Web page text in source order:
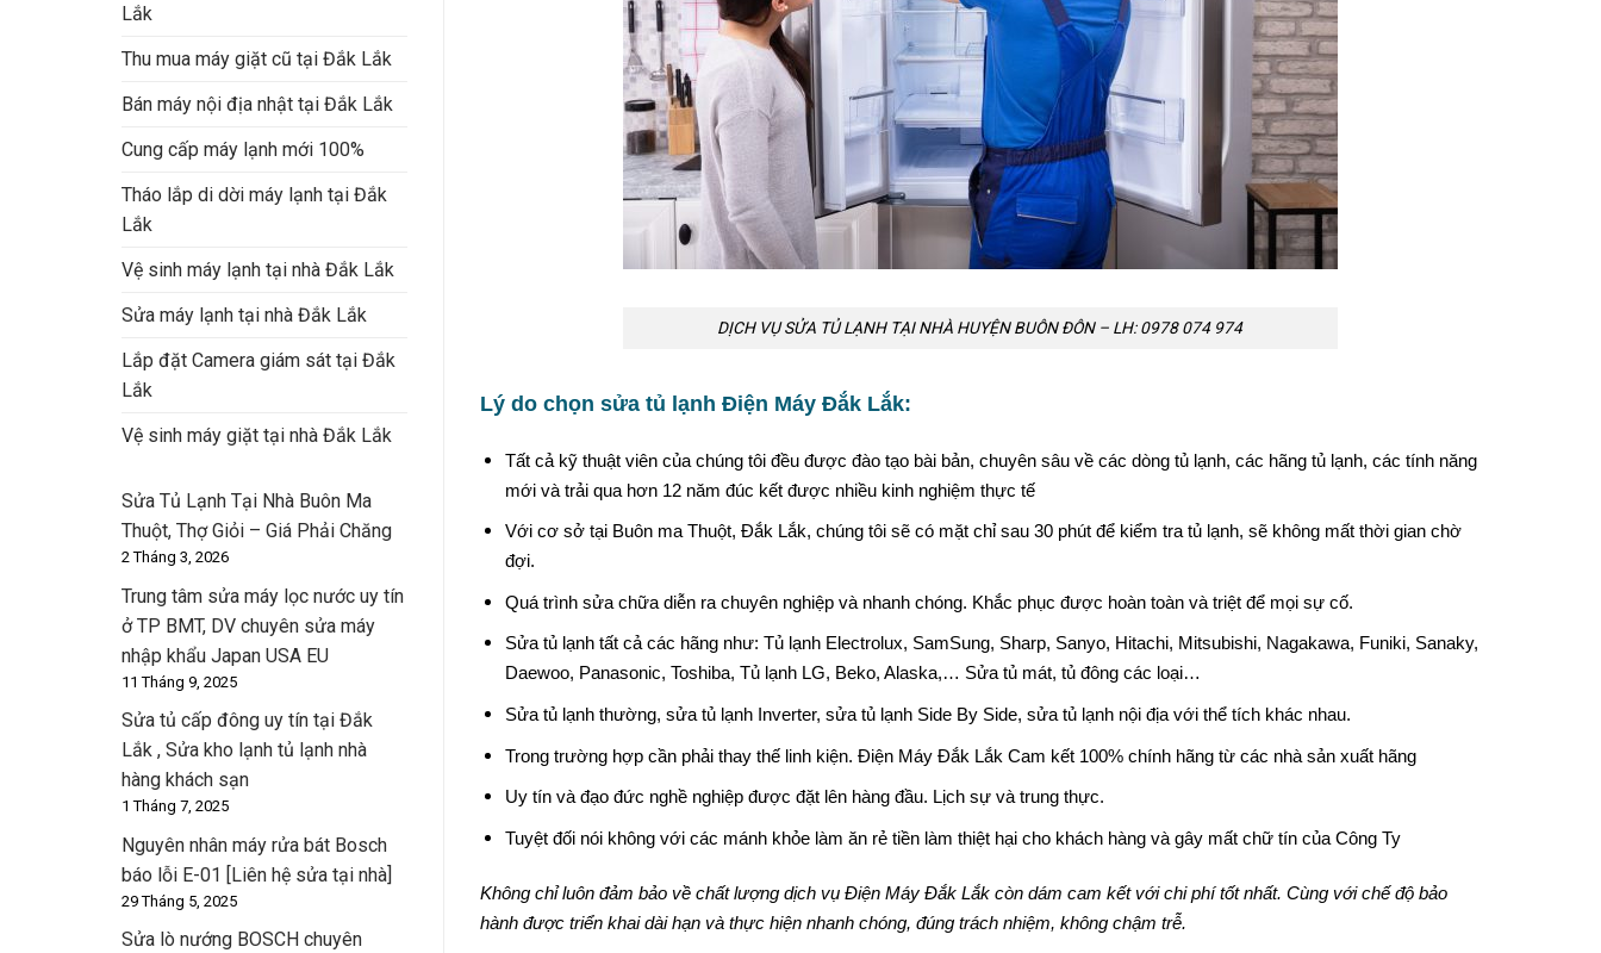
Lắk
Thu mua máy giặt cũ tại Đắk Lắk
Bán máy nội địa nhật tại Đắk Lắk
Cung cấp máy lạnh mới 100%
Tháo lắp di dời máy lạnh tại Đắk
Lắk
Vệ sinh máy lạnh tại nhà Đắk Lắk
Sửa máy lạnh tại nhà Đắk Lắk
Lắp đặt Camera giám sát tại Đắk
Lắk
Vệ sinh máy giặt tại nhà Đắk Lắk
Sửa Tủ Lạnh Tại Nhà Buôn Ma
Thuột, Thợ Giỏi – Giá Phải Chăng
2 Tháng 3, 2026
Trung tâm sửa máy lọc nước uy tín
ở TP BMT, DV chuyên sửa máy
nhập khẩu Japan USA EU
11 Tháng 9, 2025
Sửa tủ cấp đông uy tín tại Đắk
Lắk , Sửa kho lạnh tủ lạnh nhà
hàng khách sạn
1 Tháng 7, 2025
Nguyên nhân máy rửa bát Bosch
báo lỗi E-01 [Liên hệ sửa tại nhà]
29 Tháng 5, 2025
Sửa lò nướng BOSCH chuyên
DỊCH VỤ SỬA TỦ LẠNH TẠI NHÀ HUYỆN BUÔN ĐÔN – LH: 0978 074 974
Lý do chọn sửa tủ lạnh Điện Máy Đắk Lắk:
Tất cả kỹ thuật viên của chúng tôi đều được đào tạo bài bản, chuyên sâu về các dòng tủ lạnh, các hãng tủ lạnh, các tính năng
mới và trải qua hơn 12 năm đúc kết được nhiều kinh nghiệm thực tế
Với cơ sở tại Buôn ma Thuột, Đắk Lắk, chúng tôi sẽ có mặt chỉ sau 30 phút để kiểm tra tủ lạnh, sẽ không mất thời gian chờ
đợi.
Quá trình sửa chữa diễn ra chuyên nghiệp và nhanh chóng. Khắc phục được hoàn toàn và triệt để mọi sự cố.
Sửa tủ lạnh tất cả các hãng như: Tủ lạnh Electrolux, SamSung, Sharp, Sanyo, Hitachi, Mitsubishi, Nagakawa, Funiki, Sanaky,
Daewoo, Panasonic, Toshiba, Tủ lạnh LG, Beko, Alaska,… Sửa tủ mát, tủ đông các loại…
Sửa tủ lạnh thường, sửa tủ lạnh Inverter, sửa tủ lạnh Side By Side, sửa tủ lạnh nội địa với thể tích khác nhau.
Trong trường hợp cần phải thay thế linh kiện. Điện Máy Đắk Lắk Cam kết 100% chính hãng từ các nhà sản xuất hãng
Uy tín và đạo đức nghề nghiệp được đặt lên hàng đầu. Lịch sự và trung thực.
Tuyệt đối nói không với các mánh khỏe làm ăn rẻ tiền làm thiệt hại cho khách hàng và gây mất chữ tín của Công Ty
Không chỉ luôn đảm bảo về chất lượng dịch vụ Điện Máy Đắk Lắk còn dám cam kết với chi phí tốt nhất. Cùng với chế độ bảo
hành được triển khai dài hạn và thực hiện nhanh chóng, đúng trách nhiệm, không chậm trễ.